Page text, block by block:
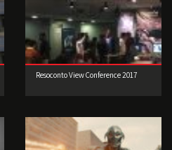
Resoconto View Conference 2017